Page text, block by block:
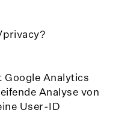
Google Analytics
Analyse von
User-ID